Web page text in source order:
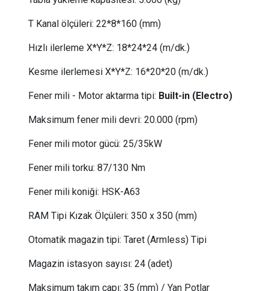
T Kanal ölçüleri: 22*8*160 (mm)
Hızlı ilerleme X*Y*Z: 18*24*24 (m/dk.)
Kesme ilerlemesi X*Y*Z: 16*20*20 (m/dk.)
Fener mili - Motor aktarma tipi: Built-in (Electro)
Maksimum fener mili devri: 20.000 (rpm)
Fener mili motor gücü: 25/35kW
Fener mili torku: 87/130 Nm
Fener mili koniği: HSK-A63
RAM Tipi Kızak Ölçüleri: 350 x 350 (mm)
Otomatik magazin tipi: Taret (Armless) Tipi
Magazin istasyon sayısı: 24 (adet)
Maksimum takım çapı: 35 (mm) / Yan Potlar